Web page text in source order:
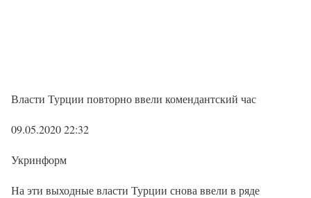
Власти Турции повторно ввели комендантский час
09.05.2020 22:32
Укринформ
На эти выходные власти Турции снова ввели в ряде